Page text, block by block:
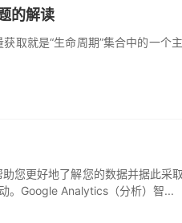
的解读
取就是“生命周期”集合中的一
您更好地了解您的数据并据此
。Google Analytics（分析）智...